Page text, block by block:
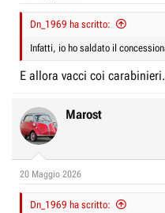
Dn_1969 ha scritto:
Infatti, io ho saldato il
E allora vacci coi
Marost
20 Maggio 2026
Dn_1969 ha scritto: